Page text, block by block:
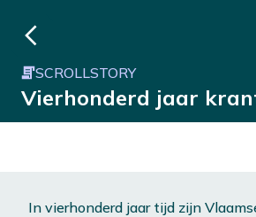
SCROLLSTORY
Vierhonderd jaar
In vierhonderd jaar tijd zijn